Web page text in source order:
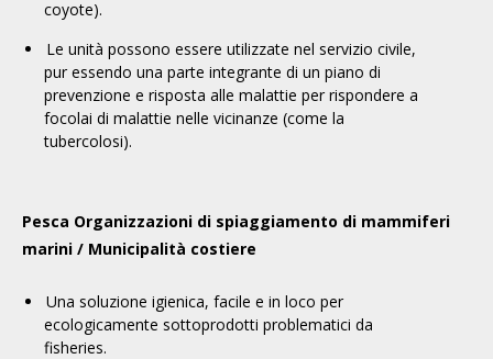
coyote).
Le unità possono essere utilizzate nel servizio civile,
pur essendo una parte integrante di un piano di
prevenzione e risposta alle malattie per rispondere a
focolai di malattie nelle vicinanze (come la
tubercolosi).
Pesca Organizzazioni di spiaggiamento di mammiferi
marini / Municipalità costiere
Una soluzione igienica, facile e in loco per
ecologicamente sottoprodotti problematici da
fisheries.